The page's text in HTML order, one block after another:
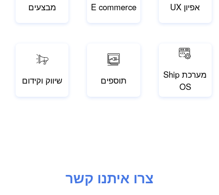
שיווק וקידום תוספים
מערכת Ship
OS
אפיון UX E commerce מבצעים
צרו איתנו קשר